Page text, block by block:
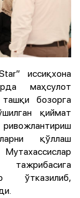
иссиқхона
маҳсулот
бозорга
қиймат
ривожлантириш
қўллаш
ўтказилиб,